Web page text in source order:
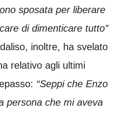
sposata per liberare
di dimenticare tutto”
inoltre, ha svelato
relativo agli ultimi
“Seppi che Enzo
persona che mi aveva